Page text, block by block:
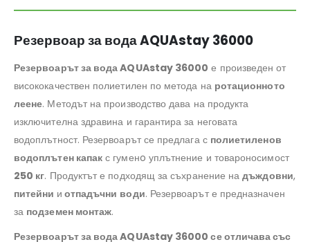
Резервоар за вода AQUAstay 36000
Резервоарът за вода AQUAstay 36000 е произведен от
висококачествен полиетилен по метода на ротационното
леене. Методът на производство дава на продукта
изключителна здравина и гарантира за неговата
водоплътност. Резервоарът се предлага с полиетиленов
водоплътен капак с гуменo уплътнение и товароносимост
250 кг. Продуктът е подходящ за съхранение надъждовни,
питейни и отпадъчни води. Резервоарът е предназначен
за подземен монтаж.
Резервоарът за вода AQUAstay 36000 се отличава със